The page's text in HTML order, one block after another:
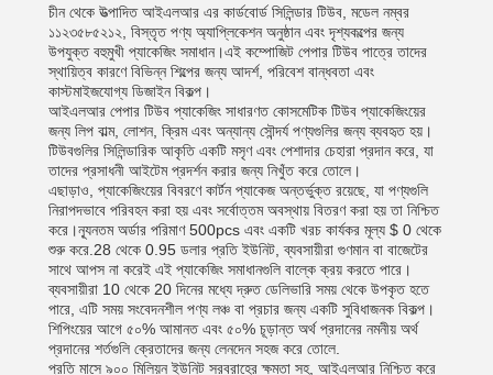
চীন থেকে উত্পাদিত আইএলআর এর কার্ডবোর্ড সিলিন্ডার টিউব, মডেল নম্বর
১১২৩৫৮৫২১২, বিস্তৃত পণ্য অ্যাপ্লিকেশন অনুষ্ঠান এবং দৃশ্যকল্পের জন্য
উপযুক্ত বহুমুখী প্যাকেজিং সমাধান।এই কম্পোজিট পেপার টিউব পাত্রে তাদের
স্থায়িত্ব কারণে বিভিন্ন শিল্পের জন্য আদর্শ, পরিবেশ বান্ধবতা এবং
কাস্টমাইজযোগ্য ডিজাইন বিকল্প।
আইএলআর পেপার টিউব প্যাকেজিং সাধারণত কোসমেটিক টিউব প্যাকেজিংয়ের
জন্য লিপ বাল্ম, লোশন, ক্রিম এবং অন্যান্য সৌন্দর্য পণ্যগুলির জন্য ব্যবহৃত হয়।
টিউবগুলির সিলিন্ডারিক আকৃতি একটি মসৃণ এবং পেশাদার চেহারা প্রদান করে, যা
তাদের প্রসাধনী আইটেম প্রদর্শন করার জন্য নিখুঁত করে তোলে।
এছাড়াও, প্যাকেজিংয়ের বিবরণে কার্টন প্যাকেজ অন্তর্ভুক্ত রয়েছে, যা পণ্যগুলি
নিরাপদভাবে পরিবহন করা হয় এবং সর্বোত্তম অবস্থায় বিতরণ করা হয় তা নিশ্চিত
করে।ন্যূনতম অর্ডার পরিমাণ 500pcs এবং একটি খরচ কার্যকর মূল্য $ 0 থেকে
শুরু করে.28 থেকে 0.95 ডলার প্রতি ইউনিট, ব্যবসায়ীরা গুণমান বা বাজেটের
সাথে আপস না করেই এই প্যাকেজিং সমাধানগুলি বাল্কে ক্রয় করতে পারে।
ব্যবসায়ীরা 10 থেকে 20 দিনের মধ্যে দ্রুত ডেলিভারি সময় থেকে উপকৃত হতে
পারে, এটি সময় সংবেদনশীল পণ্য লঞ্চ বা প্রচার জন্য একটি সুবিধাজনক বিকল্প।
শিপিংয়ের আগে ৫০% আমানত এবং ৫০% চূড়ান্ত অর্থ প্রদানের নমনীয় অর্থ
প্রদানের শর্তগুলি ক্রেতাদের জন্য লেনদেন সহজ করে তোলে.
প্রতি মাসে ৯০০ মিলিয়ন ইউনিট সরবরাহের ক্ষমতা সহ, আইএলআর নিশ্চিত করে